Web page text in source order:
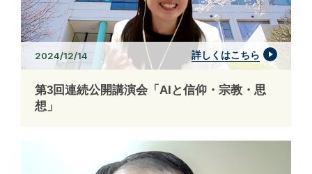
2024/12/14 詳しくはこちら
第3回連続公開講演会「AIと信仰・宗教・思
想」